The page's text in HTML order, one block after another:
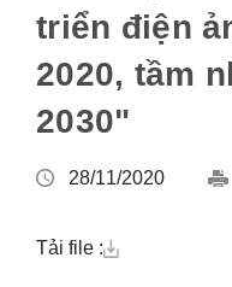
triển điện
2020, tầm
2030"
28/11/2020
Tải file :